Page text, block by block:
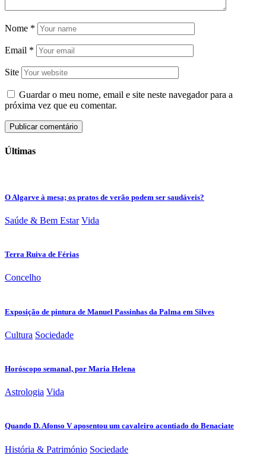
Nome *
Email *
Site
Guardar o meu nome, email e site neste navegador para a
próxima vez que eu comentar.
Últimas
O Algarve à mesa; os pratos de verão podem ser saudáveis?
Saúde & Bem Estar Vida
Terra Ruiva de Férias
Concelho
Exposição de pintura de Manuel Passinhas da Palma em Silves
Cultura Sociedade
Horóscopo semanal, por Maria Helena
Astrologia Vida
Quando D. Afonso V aposentou um cavaleiro acontiado do Benaciate
História & Património Sociedade